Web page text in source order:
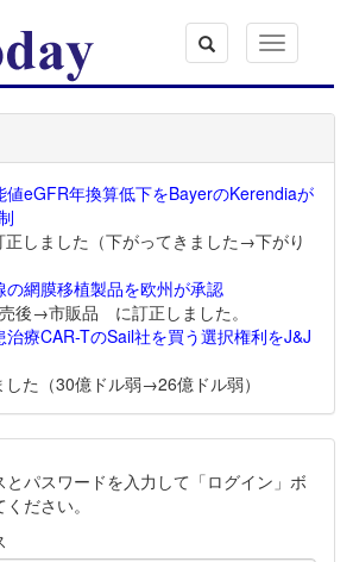
Toggle
navigation
値eGFR年換算低下をBayerのKerendiaが
正しました（下がってきました→下がり
網膜移植製品を欧州が承認
後→市販品 に訂正しました。
療CAR-TのSail社を買う選択権利をJ&J
した（30億ドル弱→26億ドル弱）
パスワードを入力して「ログイン」ボ
ださい。